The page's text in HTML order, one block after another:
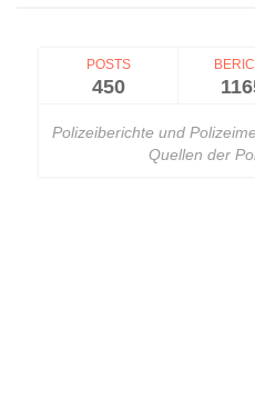
POSTS
450
Polizeiberichte und
Quellen der